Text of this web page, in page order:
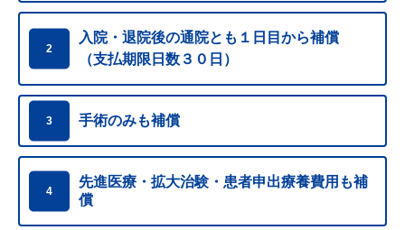
2
入院・退院後の通院とも１日目から補償
（支払期限日数３０日）
3 手術のみも補償
4
先進医療・拡大治験・患者申出療養費用も補
償